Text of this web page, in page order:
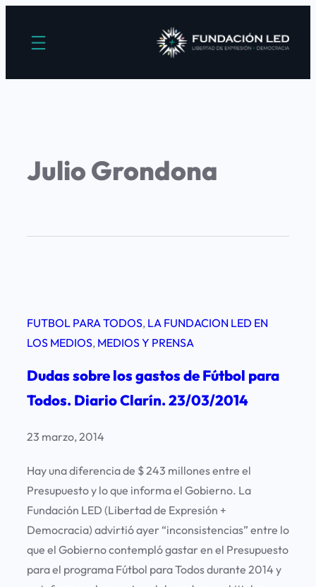
Julio Grondona
FUTBOL PARA TODOS, LA FUNDACION LED EN
LOS MEDIOS, MEDIOS Y PRENSA
Dudas sobre los gastos de Fútbol para
Todos. Diario Clarín. 23/03/2014
23 marzo, 2014
Hay una diferencia de $ 243 millones entre el
Presupuesto y lo que informa el Gobierno. La
Fundación LED (Libertad de Expresión +
Democracia) advirtió ayer “inconsistencias” entre lo
que el Gobierno contempló gastar en el Presupuesto
para el programa Fútbol para Todos durante 2014 y